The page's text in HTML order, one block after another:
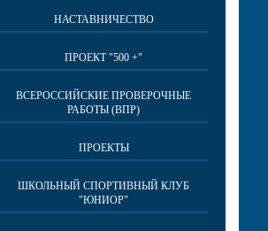
НАСТАВНИЧЕСТВО
ПРОЕКТ "500 +"
ВСЕРОССИЙСКИЕ ПРОВЕРОЧНЫЕ
РАБОТЫ (ВПР)
ПРОЕКТЫ
ШКОЛЬНЫЙ СПОРТИВНЫЙ КЛУБ
"ЮНИОР"